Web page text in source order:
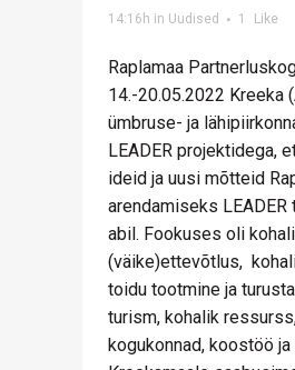
14:16h in Uudised 1 Like
Raplamaa
14.-20.05.2022 Kreeka
ümbruse- ja
LEADER projektidega,
ideid ja uusi mõtteid
arendamiseks
abil. Fookuses oli
(väike)ettevõtlus,
toidu tootmine ja
turism, kohalik
kogukonnad, koostöö